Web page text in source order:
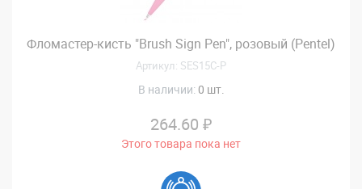
Фломастер-кисть "Brush Sign Pen", розовый (Pentel)
Артикул: SES15C-P
В наличии: 0 шт.
264.60 ₽
Этого товара пока нет